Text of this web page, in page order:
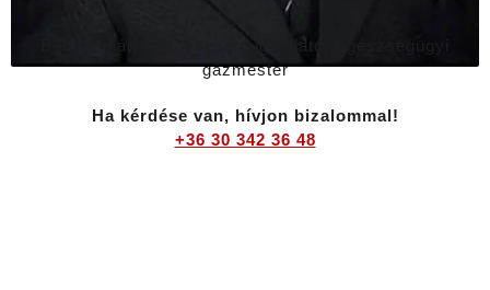
Bába Mihály – Ügyvezető igazgató, Egészségügyi
gázmester
Ha kérdése van, hívjon bizalommal!
+36 30 342 36 48